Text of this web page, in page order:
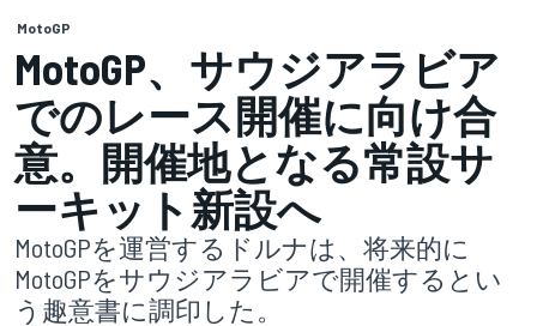
MotoGP
MotoGP、サウジアラビア
でのレース開催に向け合
意。開催地となる常設サ
ーキット新設へ
MotoGPを運営するドルナは、将来的に
MotoGPをサウジアラビアで開催するとい
う趣意書に調印した。